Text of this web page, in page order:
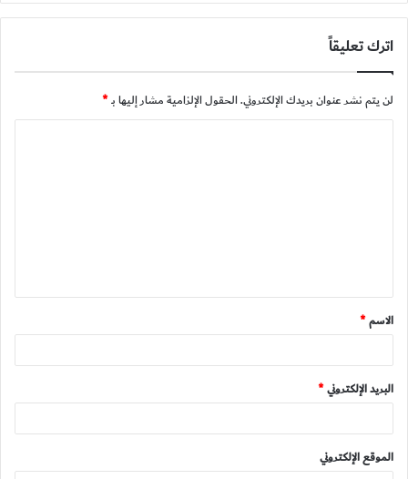
اترك تعليقاً
لن يتم نشر عنوان بريدك الإلكتروني.الحقول الإلزامية مشار إليها بـ*
ق
*
الاسم*
البريد الإلكتروني*
الموقع الإلكتروني